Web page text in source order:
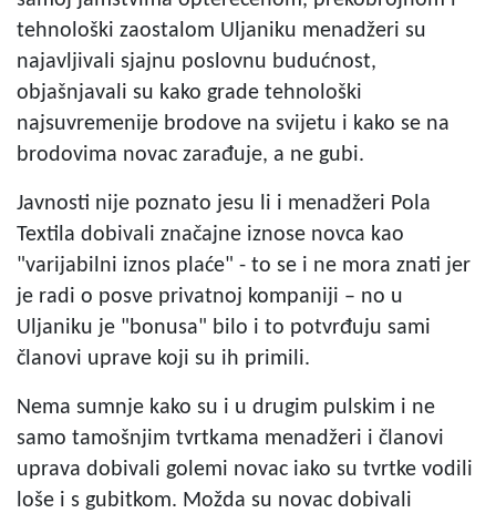
tehnološki zaostalom Uljaniku menadžeri su
najavljivali sjajnu poslovnu budućnost,
objašnjavali su kako grade tehnološki
najsuvremenije brodove na svijetu i kako se na
brodovima novac zarađuje, a ne gubi.
Javnosti nije poznato jesu li i menadžeri Pola
Textila dobivali značajne iznose novca kao
"varijabilni iznos plaće" - to se i ne mora znati jer
je radi o posve privatnoj kompaniji – no u
Uljaniku je "bonusa" bilo i to potvrđuju sami
članovi uprave koji su ih primili.
Nema sumnje kako su i u drugim pulskim i ne
samo tamošnjim tvrtkama menadžeri i članovi
uprava dobivali golemi novac iako su tvrtke vodili
loše i s gubitkom. Možda su novac dobivali